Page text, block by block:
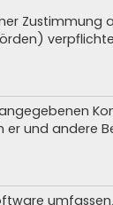
und andere